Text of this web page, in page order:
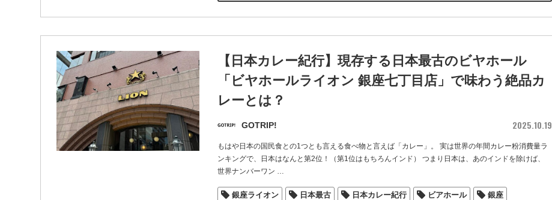
【日本カレー紀行】現存する日本最古のビヤホール
「ビヤホールライオン 銀座七丁目店」で味わう絶品カ
レーとは？
GOTRIP! 2025.10.19
もはや日本の国民食との1つとも言える食べ物と言えば「カレー」。 実は世界の年間カレー粉消費量ラ
ンキングで、日本はなんと第2位！（第1位はもちろんインド） つまり日本は、あのインドを除けば、
世界ナンバーワン …
銀座ライオン 日本最古 日本カレー紀行 ビアホール 銀座